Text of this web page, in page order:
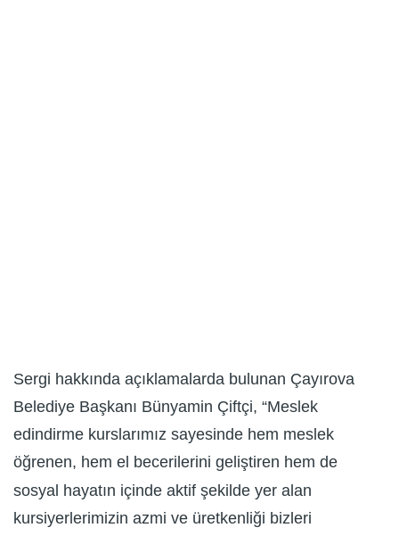
Sergi hakkında açıklamalarda bulunan Çayırova
Belediye Başkanı Bünyamin Çiftçi, “Meslek
edindirme kurslarımız sayesinde hem meslek
öğrenen, hem el becerilerini geliştiren hem de
sosyal hayatın içinde aktif şekilde yer alan
kursiyerlerimizin azmi ve üretkenliği bizleri